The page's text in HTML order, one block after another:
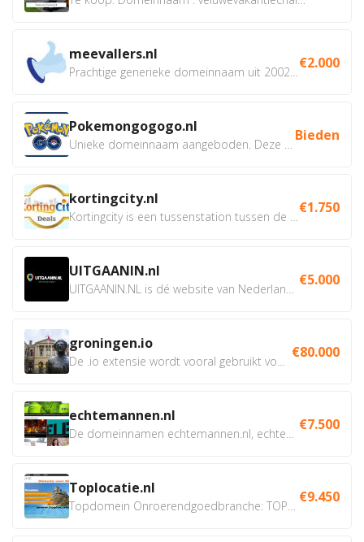
meevallers.nl €2.000
Pokemongogogo.nl Bieden
kortingcity.nl €1.750
UITGAANIN.nl €5.000
groningen.io €80.000
echtemannen.nl €7.500
Toplocatie.nl €9.450